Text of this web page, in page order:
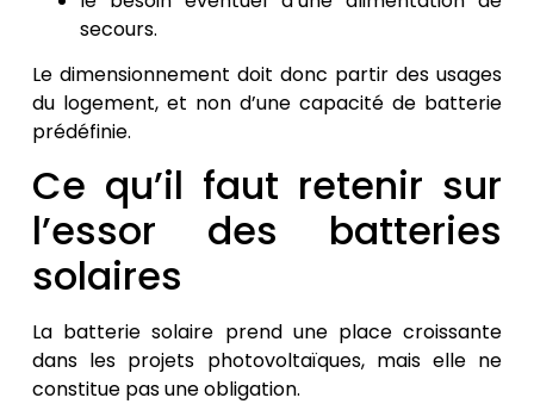
secours.
Le dimensionnement doit donc partir des usages
du logement, et non d’une capacité de batterie
prédéfinie.
Ce qu’il faut retenir sur
l’essor des batteries
solaires
La batterie solaire prend une place croissante
dans les projets photovoltaïques, mais elle ne
constitue pas une obligation.